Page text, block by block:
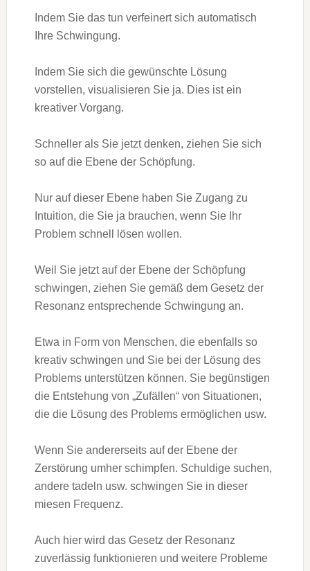
Indem Sie das tun verfeinert sich automatisch
Ihre Schwingung.
Indem Sie sich die gewünschte Lösung
vorstellen, visualisieren Sie ja. Dies ist ein
kreativer Vorgang.
Schneller als Sie jetzt denken, ziehen Sie sich
so auf die Ebene der Schöpfung.
Nur auf dieser Ebene haben Sie Zugang zu
Intuition, die Sie ja brauchen, wenn Sie Ihr
Problem schnell lösen wollen.
Weil Sie jetzt auf der Ebene der Schöpfung
schwingen, ziehen Sie gemäß dem Gesetz der
Resonanz entsprechende Schwingung an.
Etwa in Form von Menschen, die ebenfalls so
kreativ schwingen und Sie bei der Lösung des
Problems unterstützen können. Sie begünstigen
die Entstehung von „Zufällen“ von Situationen,
die die Lösung des Problems ermöglichen usw.
Wenn Sie andererseits auf der Ebene der
Zerstörung umher schimpfen. Schuldige suchen,
andere tadeln usw. schwingen Sie in dieser
miesen Frequenz.
Auch hier wird das Gesetz der Resonanz
zuverlässig funktionieren und weitere Probleme